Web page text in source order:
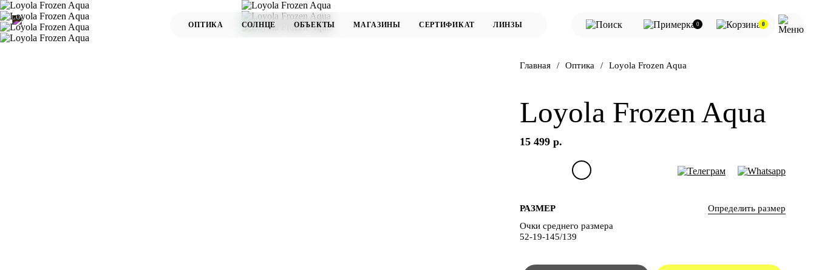
0 0
Главная Оптика Loyola Frozen Aqua
Loyola Frozen Aqua
15 499 р.
РАЗМЕР
Определить размер
Очки среднего размера
52-19-145/139